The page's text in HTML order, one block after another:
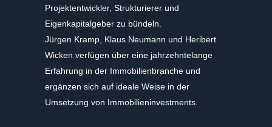
Projektentwickler, Strukturierer und
Eigenkapitalgeber zu bündeln.
Jürgen Kramp, Klaus Neumann und Heribert
Wicken verfügen über eine jahrzehntelange
Erfahrung in der Immobilienbranche und
ergänzen sich auf ideale Weise in der
Umsetzung von Immobilieninvestments.